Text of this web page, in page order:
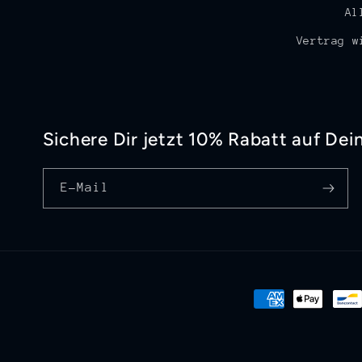
Vertrag
Sichere Dir jetzt 10% Rabatt auf
E-Mail